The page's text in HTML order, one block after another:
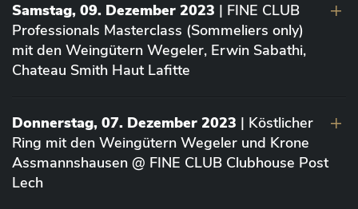
Samstag, 09. Dezember 2023 | FINE CLUB
Professionals Masterclass (Sommeliers only)
mit den Weingütern Wegeler, Erwin Sabathi,
Chateau Smith Haut Lafitte
Donnerstag, 07. Dezember 2023 | Köstlicher
Ring mit den Weingütern Wegeler und Krone
Assmannshausen @ FINE CLUB Clubhouse Post
Lech